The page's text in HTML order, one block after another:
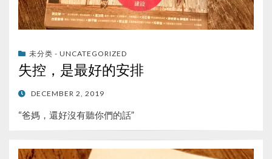
未分类 - UNCATEGORIZED
失控，是最好的安排
POSTED
DECEMBER 2, 2019
“爸媽，還好沒有聽你們的話”